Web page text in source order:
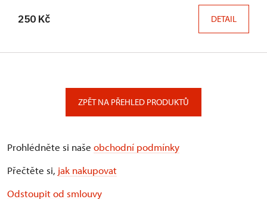
250 Kč DETAIL
ZPĚT NA PŘEHLED PRODUKTŮ
Prohlédněte si naše obchodní podmínky
Přečtěte si, jak nakupovat
Odstoupit od smlouvy